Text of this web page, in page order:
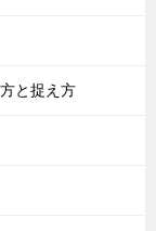
と捉え方